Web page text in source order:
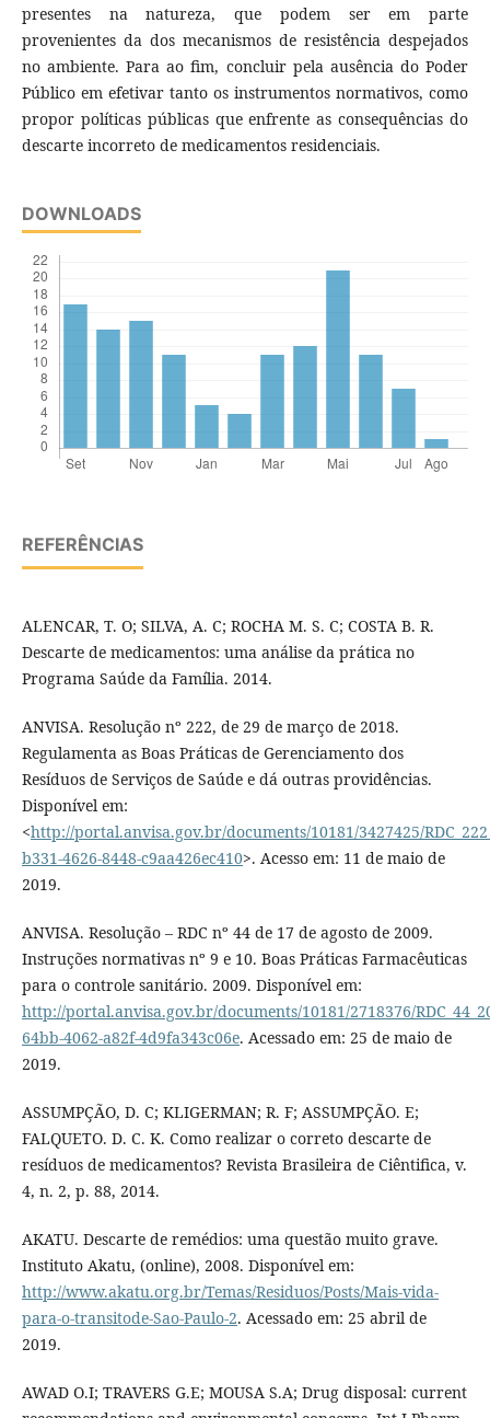
presentes na natureza, que podem ser em parte
provenientes da dos mecanismos de resistência despejados
no ambiente. Para ao fim, concluir pela ausência do Poder
Público em efetivar tanto os instrumentos normativos, como
propor políticas públicas que enfrente as consequências do
descarte incorreto de medicamentos residenciais.
DOWNLOADS
REFERÊNCIAS
ALENCAR, T. O; SILVA, A. C; ROCHA M. S. C; COSTA B. R.
Descarte de medicamentos: uma análise da prática no
Programa Saúde da Família. 2014.
ANVISA. Resolução nº 222, de 29 de março de 2018.
Regulamenta as Boas Práticas de Gerenciamento dos
Resíduos de Serviços de Saúde e dá outras providências.
Disponível em:
<http://portal.anvisa.gov.br/documents/10181/3427425/
b331-4626-8448-c9aa426ec410>. Acesso em: 11 de maio de
2019.
ANVISA. Resolução – RDC nº 44 de 17 de agosto de 2009.
Instruções normativas nº 9 e 10. Boas Práticas Farmacêuticas
para o controle sanitário. 2009. Disponível em:
http://portal.anvisa.gov.br/documents/10181/2718376/
64bb-4062-a82f-4d9fa343c06e. Acessado em: 25 de maio de
2019.
ASSUMPÇÃO, D. C; KLIGERMAN; R. F; ASSUMPÇÃO. E;
FALQUETO. D. C. K. Como realizar o correto descarte de
resíduos de medicamentos? Revista Brasileira de Ciêntifica, v.
4, n. 2, p. 88, 2014.
AKATU. Descarte de remédios: uma questão muito grave.
Instituto Akatu, (online), 2008. Disponível em:
http://www.akatu.org.br/Temas/Residuos/Posts/Mais-vida-
para-o-transitode-Sao-Paulo-2. Acessado em: 25 abril de
2019.
AWAD O.I; TRAVERS G.E; MOUSA S.A; Drug disposal: current